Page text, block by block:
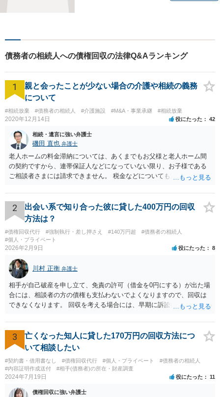
の法律事務所として皆様のお
力になれればと考えておりま
す。
債務者の相続人への債権回収の法律Q&Aランキング
1
親と会ったことが少ない場合の介護や相続の義務
について
#相続放棄 #債務者の相続人 #介護施設 #M&A・事業承継 #相続放棄
2020年12月14日 役にたった 42
相続・遺言に強い弁護士
磯田 直也 弁護士
老人ホームの料金滞納については、あくまでもお父様と老人ホーム間
の契約ですから、連帯保証人などになっていない限り、お子様である
ご相談者さまには請求できません。 税金などについても滞納している
護受給の際に扶養できないかという連絡が役所から来ますが、できな
い旨回答すればそれまでです。 相続が開始した場合については先述の
通りです。 民法上の扶養義務はご相談者さまがお考えのほど強いもの
ではありません。 あくまでも、余力の範囲で認められるものです。 親
の介護は子供がみるという民法の条文はありません。 また、親に対す
る扶養義務は配偶者や子に対する扶養義務に比べて弱いものです。 生
養義務の順位を下げる一つの理由になります。
2
出会い系で知り合った彼に貸した400万円の回収
方法は？
#債権回収代行 #強制執行・差し押さえ #140万円超
#債務者の相続人
#個人・プライベート
2026年2月9日 役にたった 8
川村 正衡 弁護士
相手が自己破産を申し立て、免責の許可（借金を0円にする）が出た場
合には、相談者の方の債権も支払わないでよくなりますので、回収は
できなくなります。 回収を考える場合には、早期に訴訟提起などを進
3
亡くなった知人に貸した170万円の回収方法につ
いて相談したい
#契約書・借用書なし #債権回収代行 #個人・プライベート
#債務者の相続人
#内容証明作成送付
#相手(債務者)の所在・財産調査
2024年7月19日 役にたった 11
債権回収に強い弁護士